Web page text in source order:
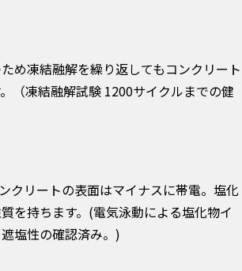
め凍結融解を繰り返してもコンクリート
（凍結融解試験 1200サイクルまでの健
クリートの表面はマイナスに帯電。塩化
を持ちます。(電気泳動による塩化物イ
塩性の確認済み。)